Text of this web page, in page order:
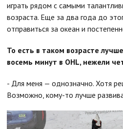
играть рядом с самыми
возраста. Еще за два года до
отправиться за океан и
То есть в таком возрасте
восемь минут в OHL, нежели
- Для меня — однозначно. Хотя
Возможно, кому-то лучше